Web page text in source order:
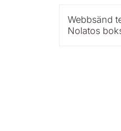
Webbsänd
Nolatos